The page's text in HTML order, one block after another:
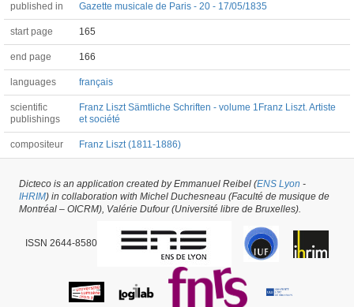
published in Gazette musicale de Paris - 20 - 17/05/1835
start page 165
end page 166
languages français
scientific
publishings
Franz Liszt Sämtliche Schriften - volume 1 Franz Liszt. Artiste
et société
compositeur Franz Liszt (1811-1886)
Article #2475 -latest update on 29/05/2026,created on 08/11/2016 by
Emmanuel Reibel
Dicteco is an application created by Emmanuel Reibel (ENS Lyon -
IHRIM) in collaboration with Michel Duchesneau (Faculté de musique de
Montréal – OICRM), Valérie Dufour (Université libre de Bruxelles).
ISSN 2644-8580